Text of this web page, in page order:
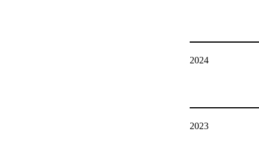
2024
2023